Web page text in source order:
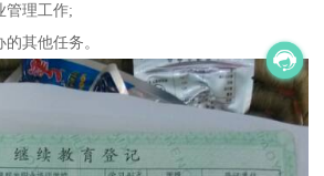
管理工作;
其他任务。